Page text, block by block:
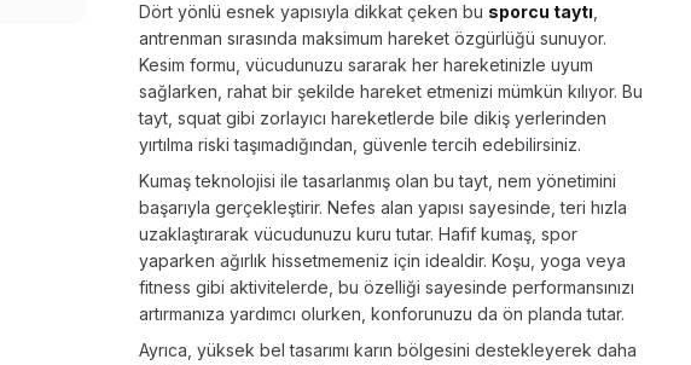
Dört yönlü esnek yapısıyla dikkat çeken bu sporcu taytı
antrenman sırasında maksimum hareket özgürlüğü sunuyor.
Kesim formu, vücudunuzu sararak her hareketinizle uyum
sağlarken, rahat bir şekilde hareket etmenizi mümkün kılıyor. Bu
tayt, squat gibi zorlayıcı hareketlerde bile dikiş yerlerinden
yırtılma riski taşımadığından, güvenle tercih edebilirsiniz.
Kumaş teknolojisi ile tasarlanmış olan bu tayt, nem yönetimini
başarıyla gerçekleştirir. Nefes alan yapısı sayesinde, teri hızla
uzaklaştırarak vücudunuzu kuru tutar. Hafif kumaş, spor
yaparken ağırlık hissetmemeniz için idealdir. Koşu, yoga veya
fitness gibi aktivitelerde, bu özelliği sayesinde performansınızı
artırmanıza yardımcı olurken, konforunuzu da ön planda tutar.
Ayrıca, yüksek bel tasarımı karın bölgesini destekleyerek daha